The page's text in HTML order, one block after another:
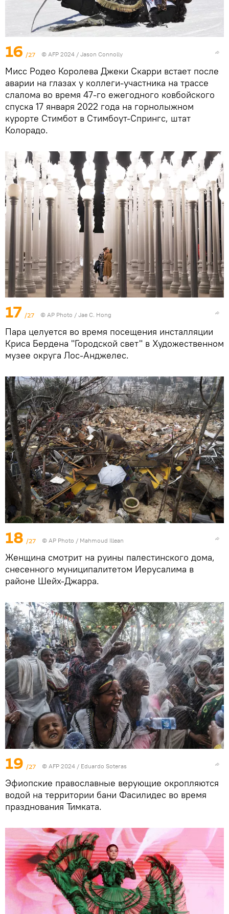
16 /27 © AFP 2024 / Jason Connolly
Мисс Родео Королева Джеки Скарри встает после
аварии на глазах у коллеги-участника на трассе
слалома во время 47-го ежегодного ковбойского
спуска 17 января 2022 года на горнолыжном
курорте Стимбот в Стимбоут-Спрингс, штат
Колорадо.
17 /27 © AP Photo / Jae C. Hong
Пара целуется во время посещения инсталляции
Криса Бердена "Городской свет" в Художественном
музее округа Лос-Анджелес.
18 /27 © AP Photo / Mahmoud Illean
Женщина смотрит на руины палестинского дома,
снесенного муниципалитетом Иерусалима в
районе Шейх-Джарра.
19 /27 © AFP 2024 / Eduardo Soteras
Эфиопские православные верующие окропляются
водой на территории бани Фасилидес во время
празднования Тимката.